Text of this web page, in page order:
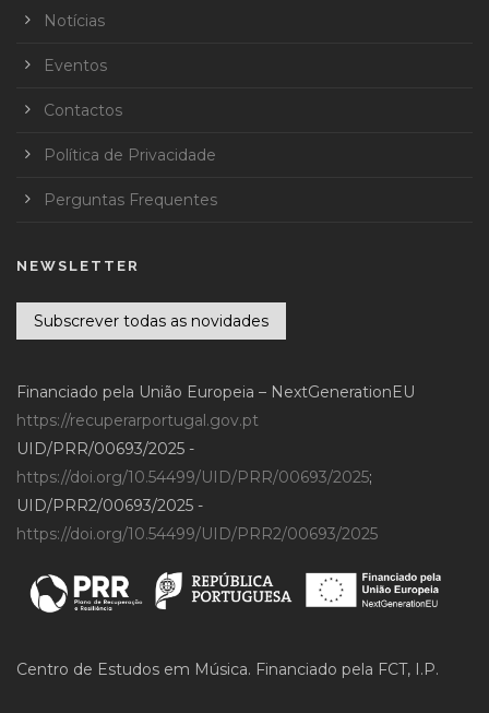
Notícias
Eventos
Contactos
Política de Privacidade
Perguntas Frequentes
NEWSLETTER
Subscrever todas as novidades
Financiado pela União Europeia – NextGenerationEU
https://recuperarportugal.gov.pt
UID/PRR/00693/2025 -
https://doi.org/10.54499/UID/PRR/00693/2025;
UID/PRR2/00693/2025 -
https://doi.org/10.54499/UID/PRR2/00693/2025
Centro de Estudos em Música. Financiado pela FCT, I.P.